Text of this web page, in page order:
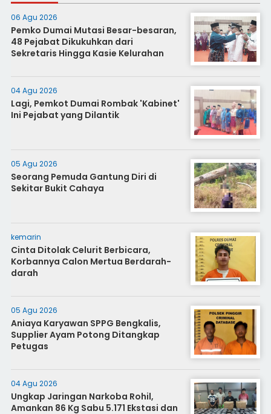
06 Agu 2026
Pemko Dumai Mutasi Besar-besaran,
48 Pejabat Dikukuhkan dari
Sekretaris Hingga Kasie Kelurahan
04 Agu 2026
Lagi, Pemkot Dumai Rombak 'Kabinet'
Ini Pejabat yang Dilantik
05 Agu 2026
Seorang Pemuda Gantung Diri di
Sekitar Bukit Cahaya
kemarin
Cinta Ditolak Celurit Berbicara,
Korbannya Calon Mertua Berdarah-
darah
05 Agu 2026
Aniaya Karyawan SPPG Bengkalis,
Supplier Ayam Potong Ditangkap
Petugas
04 Agu 2026
Ungkap Jaringan Narkoba Rohil,
Amankan 86 Kg Sabu 5.171 Ekstasi dan